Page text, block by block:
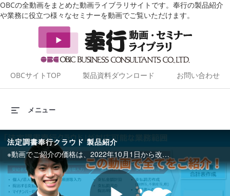
OBCの全動画をまとめた動画ライブラリサイトです。奉行の製品紹介
や業務に役立つ様々なセミナーを動画でご覧いただけます。
OBCサイトTOP 製品資料ダウンロード お問い合わせ
メニュー
法定調書奉行クラウド 製品紹介
※動画でご紹介の価格は、2022年10月1日から改定いたしました。最新の価格については、お問い合わせください。 法定調書奉行クラウドのご紹介を通じて、対応業務、機能性、操作性、導入効果など徹底的に解説いたします。 <動画の見どころ> ・特長、導入メリット、全体像 ・支払調書作成や年末調整、法定調書の電子申告まで一連の業務をデジタル化 ・導入効果、価格、導入の流れ 株式会社オービックビジネスコンサルタント